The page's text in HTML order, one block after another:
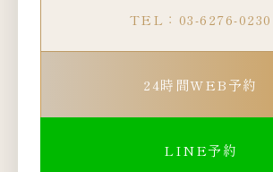
TEL：03-6276-0230
24時間WEB予約
LINE予約